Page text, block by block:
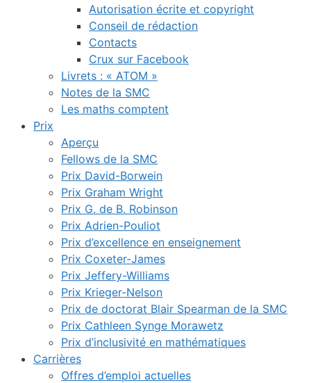
Autorisation écrite et copyright
Conseil de rédaction
Contacts
Crux sur Facebook
Livrets : « ATOM »
Notes de la SMC
Les maths comptent
Prix
Aperçu
Fellows de la SMC
Prix David-Borwein
Prix Graham Wright
Prix G. de B. Robinson
Prix Adrien-Pouliot
Prix d’excellence en enseignement
Prix Coxeter-James
Prix Jeffery-Williams
Prix Krieger-Nelson
Prix de doctorat Blair Spearman de la SMC
Prix Cathleen Synge Morawetz
Prix d’inclusivité en mathématiques
Carrières
Offres d’emploi actuelles